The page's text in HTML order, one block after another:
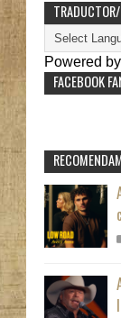
Powered by
FACEBOOK